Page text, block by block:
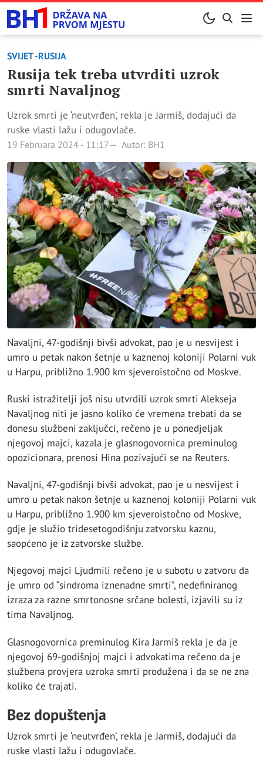
SVIJET -RUSIJA
Rusija tek treba utvrditi uzrok
smrti Navaljnog
Uzrok smrti je ‘neutvrđen’, rekla je Jarmiš, dodajući da
ruske vlasti lažu i odugovlače.
19 Februara 2024 - 11:17 Autor: BH1
Navaljni, 47-godišnji bivši advokat, pao je u nesvijest i
umro u petak nakon šetnje u kaznenoj koloniji Polarni vuk
u Harpu, približno 1.900 km sjeveroistočno od Moskve.
Ruski istražitelji još nisu utvrdili uzrok smrti Alekseja
Navaljnog niti je jasno koliko će vremena trebati da se
donesu službeni zaključci, rečeno je u ponedjeljak
njegovoj majci, kazala je glasnogovornica preminulog
opozicionara, prenosi Hina pozivajući se na Reuters.
Navaljni, 47-godišnji bivši advokat, pao je u nesvijest i
umro u petak nakon šetnje u kaznenoj koloniji Polarni vuk
u Harpu, približno 1.900 km sjeveroistočno od Moskve,
gdje je služio tridesetogodišnju zatvorsku kaznu,
saopćeno je iz zatvorske službe.
Njegovoj majci Ljudmili rečeno je u subotu u zatvoru da
je umro od “sindroma iznenadne smrti”, nedefiniranog
izraza za razne smrtonosne srčane bolesti, izjavili su iz
tima Navaljnog.
Glasnogovornica preminulog Kira Jarmiš rekla je da je
njegovoj 69-godišnjoj majci i advokatima rečeno da je
službena provjera uzroka smrti produžena i da se ne zna
koliko će trajati.
Bez dopuštenja
Uzrok smrti je ‘neutvrđen’, rekla je Jarmiš, dodajući da
ruske vlasti lažu i odugovlače.